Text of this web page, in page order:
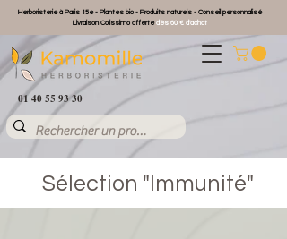
Herboristerie à Paris 15e - Plantes bio - Produits naturels - Conseil personnalisé
Livraison Colissimo offertedès 60 € d'achat
01 40 55 93 30
Sélection "Immunité"